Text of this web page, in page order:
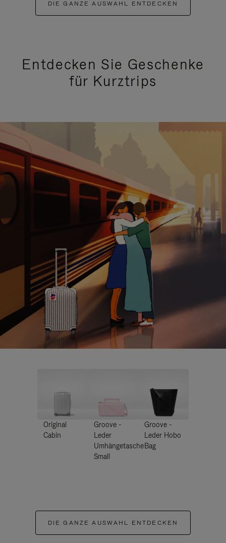
DIE GANZE AUSWAHL ENTDECKEN
Entdecken Sie Geschenke
für Kurztrips
Original
Cabin
Groove -
Leder
Umhängetasche
Small
Groove -
Leder Hobo
Bag
DIE GANZE AUSWAHL ENTDECKEN